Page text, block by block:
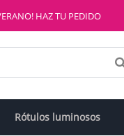
HAZ TU PEDIDO
Rótulos luminosos